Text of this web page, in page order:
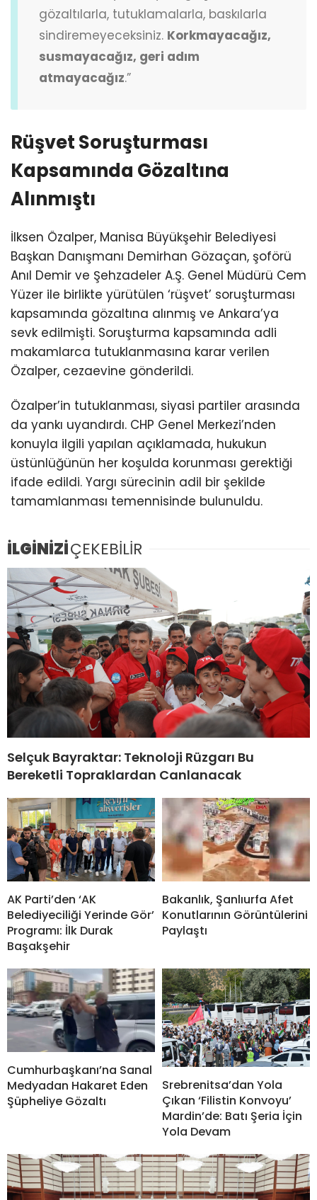
gözaltılarla, tutuklamalarla, baskılarla
sindiremeyeceksiniz. Korkmayacağız,
susmayacağız, geri adım
atmayacağız.”
Rüşvet Soruşturması
Kapsamında Gözaltına
Alınmıştı
İlksen Özalper, Manisa Büyükşehir Belediyesi
Başkan Danışmanı Demirhan Gözaçan, şoförü
Anıl Demir ve Şehzadeler A.Ş. Genel Müdürü Cem
Yüzer ile birlikte yürütülen ‘rüşvet’ soruşturması
kapsamında gözaltına alınmış ve Ankara’ya
sevk edilmişti. Soruşturma kapsamında adli
makamlarca tutuklanmasına karar verilen
Özalper, cezaevine gönderildi.
Özalper’in tutuklanması, siyasi partiler arasında
da yankı uyandırdı. CHP Genel Merkezi’nden
konuyla ilgili yapılan açıklamada, hukukun
üstünlüğünün her koşulda korunması gerektiği
ifade edildi. Yargı sürecinin adil bir şekilde
tamamlanması temennisinde bulunuldu.
İLGİNİZİÇEKEBİLİR
Selçuk Bayraktar: Teknoloji Rüzgarı Bu
Bereketli Topraklardan Canlanacak
AK Parti’den ‘AK
Belediyeciliği Yerinde Gör’
Programı: İlk Durak
Başakşehir
Bakanlık, Şanlıurfa Afet
Konutlarının Görüntülerini
Paylaştı
Cumhurbaşkanı’na Sanal
Medyadan Hakaret Eden
Şüpheliye Gözaltı
Srebrenitsa’dan Yola
Çıkan ‘Filistin Konvoyu’
Mardin’de: Batı Şeria İçin
Yola Devam